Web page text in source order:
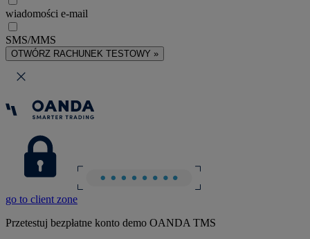
wiadomości e-mail
SMS/MMS
OTWÓRZ RACHUNEK TESTOWY »
go to client zone
Przetestuj bezpłatne konto demo OANDA TMS